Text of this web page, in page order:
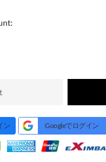
ン Googleでログイン